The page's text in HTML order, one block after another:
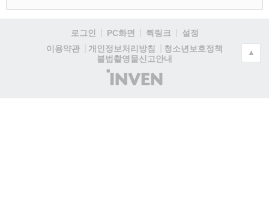
로그인 PC화면 퀵링크
설정
이용약관
개인정보처리방침
청소년보호정책
불법촬영물신고안내
(주)
인
▲